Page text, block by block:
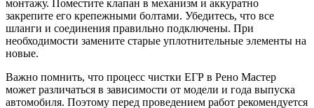
монтажу. Поместите клапан в механизм и аккуратно
закрепите его крепежными болтами. Убедитесь, что все
шланги и соединения правильно подключены. При
необходимости замените старые уплотнительные элементы на
новые.
Важно помнить, что процесс чистки ЕГР в Рено Мастер
может различаться в зависимости от модели и года выпуска
автомобиля. Поэтому перед проведением работ рекомендуется